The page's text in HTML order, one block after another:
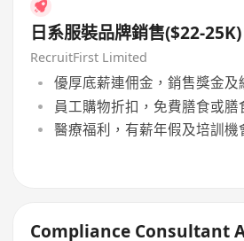
日系服裝品牌銷售($22-25K)
RecruitFirst Limited
優厚底薪連佣金，銷售獎金及
員工購物折扣，免費膳食或膳
醫療福利，有薪年假及培訓機
Compliance Consultant